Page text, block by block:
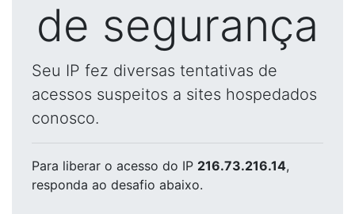
de segurança
Seu IP fez diversas tentativas de
acessos suspeitos a sites hospedados
conosco.
Para liberar o acesso do IP 216.73.216.14,
responda ao desafio abaixo.